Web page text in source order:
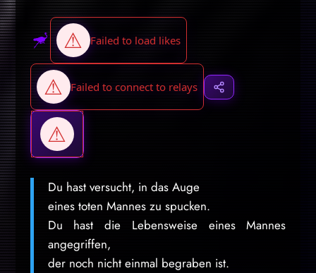
Du hast versucht, in das Auge
eines toten Mannes zu spucken.
Du hast die Lebensweise eines Mannes
angegriffen,
der noch nicht einmal begraben ist.